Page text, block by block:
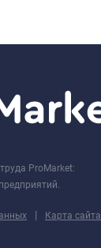
ProMarket:
| Карта сайта